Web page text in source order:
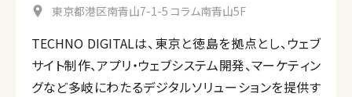
東京都港区南青山7-1-5 コラム南青山5F
TECHNO DIGITALは、東京と徳島を拠点とし、ウェブ
サイト制作、アプリ・ウェブシステム開発、マーケティン
グなど多岐にわたるデジタルソリューションを提供す